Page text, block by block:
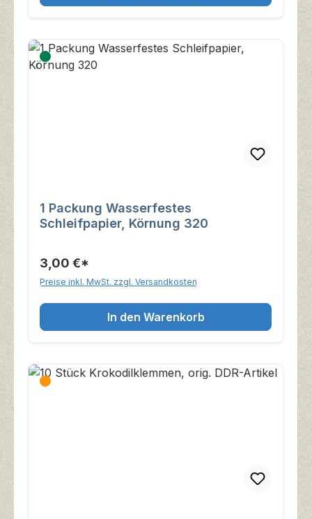
1 Packung Wasserfestes
Schleifpapier, Körnung 320
3,00 €*
Preise inkl. MwSt. zzgl. Versandkosten
In den Warenkorb